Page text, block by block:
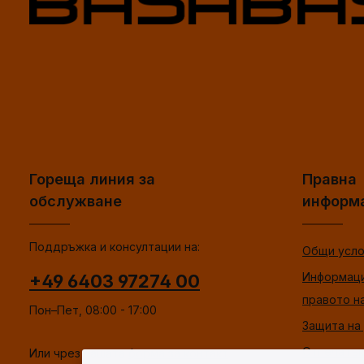
Гореща линия за
обслужване
Поддръжка и консултации на:
+49 6403 97274 00
Пон–Пет, 08:00 - 17:00
Или чрез нашатаформа за контакт.
Правна
Общи
правото
Защита на
Отпечатък